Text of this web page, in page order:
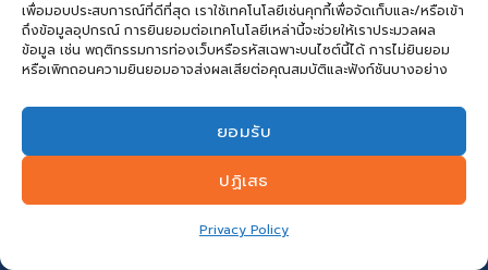
เพื่อมอบประสบการณ์ที่ดีที่สุด เราใช้เทคโนโลยีเช่นคุกกี้เพื่อจัดเก็บและ/หรือเข้า
ถึงข้อมูลอุปกรณ์ การยินยอมต่อเทคโนโลยีเหล่านี้จะช่วยให้เราประมวลผล
ข้อมูล เช่น พฤติกรรมการท่องเว็บหรือรหัสเฉพาะบนไซต์นี้ได้ การไม่ยินยอม
หรือเพิกถอนความยินยอมอาจส่งผลเสียต่อคุณสมบัติและฟังก์ชันบางอย่าง
ยอมรับ
ปฏิเสธ
Privacy Policy